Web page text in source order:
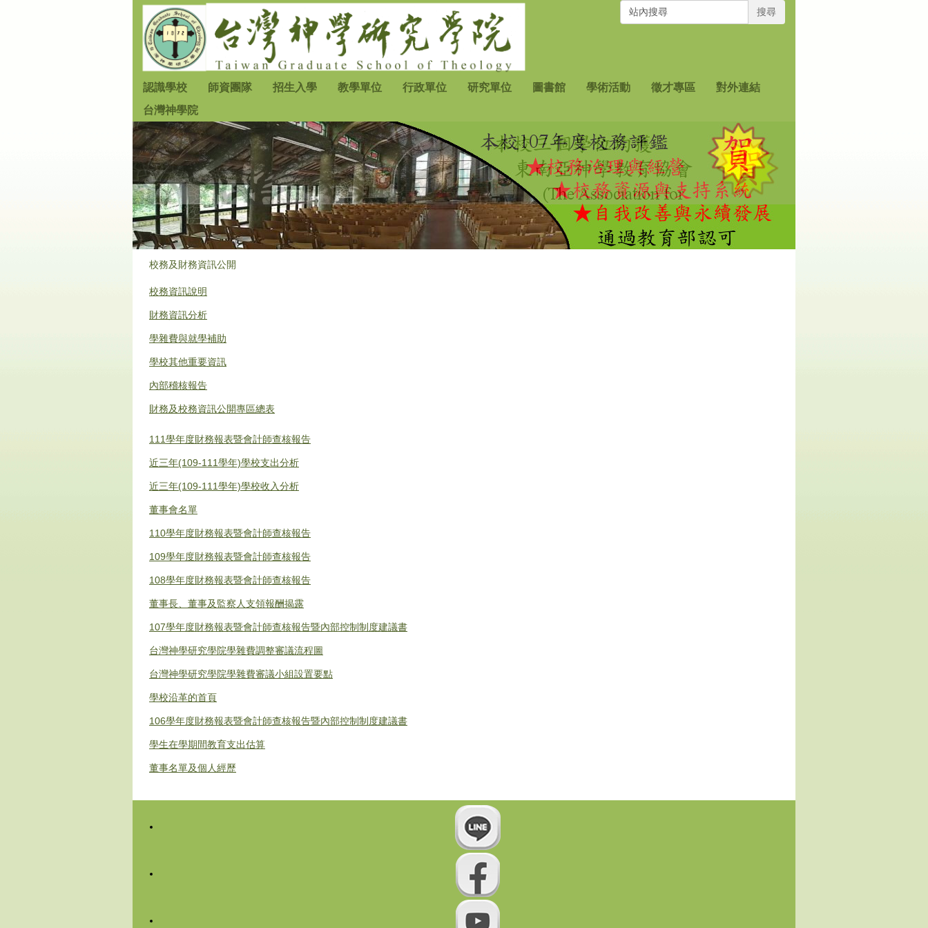
搜尋
認識學校 師資團隊 招生入學 教學單位 行政單位 研究單位 圖書館 學術活動 徵才專區
對外連結
台灣神學院
校務及財務資訊公開
校務資訊說明
財務資訊分析
學雜費與就學補助
學校其他重要資訊
內部稽核報告
財務及校務資訊公開專區總表
111學年度財務報表暨會計師查核報告
近三年(109-111學年)學校支出分析
近三年(109-111學年)學校收入分析
董事會名單
110學年度財務報表暨會計師查核報告
109學年度財務報表暨會計師查核報告
108學年度財務報表暨會計師查核報告
董事長、董事及監察人支領報酬揭露
107學年度財務報表暨會計師查核報告暨內部控制制度建議書
台灣神學研究學院學雜費調整審議流程圖
台灣神學研究學院學雜費審議小組設置要點
學校沿革的首頁
106學年度財務報表暨會計師查核報告暨內部控制制度建議書
學生在學期間教育支出估算
董事名單及個人經歷